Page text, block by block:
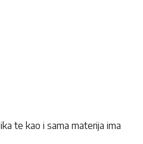
te kao i sama materija ima